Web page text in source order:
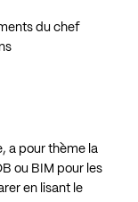
du chef
a pour thème la
ou BIM pour les
en lisant le